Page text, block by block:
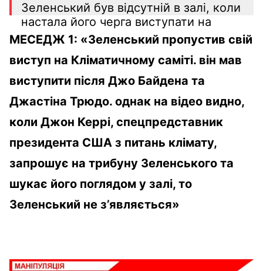
Зеленський був відсутній в залі, коли
настала його черга виступати на
заході щодо скорочення викидів
метану під час кліматичної
конференції СOP26 у Глазго.
pic.twitter.com/4QtFtCpiiG
— Букви (@Bykvu)November 2, 2021
МЕСЕДЖ 1: «Зеленський пропустив свій
виступ на Кліматичному саміті. він мав
виступити після Джо Байдена та
Джастіна Трюдо. однак на відео видно,
коли Джон Керрі, спецпредставник
президента США з питань клімату,
запрошує на трибуну Зеленського та
шукає його поглядом у залі, то
Зеленський не з’являється»